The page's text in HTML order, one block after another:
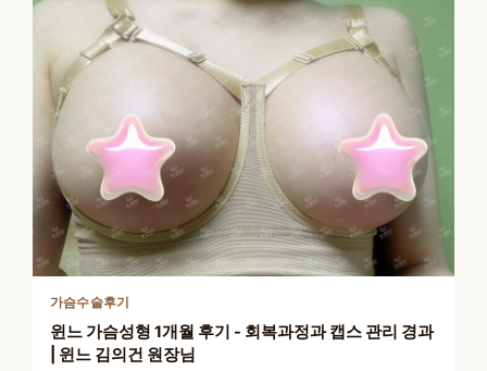
가슴수술후기
윈느 가슴성형 1개월 후기 - 회복과정과 캡스 관리 경과
| 윈느 김의건 원장님